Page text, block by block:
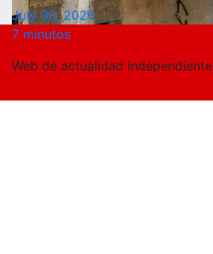
July 30, 2026
7 minutos
Web de actualidad independiente